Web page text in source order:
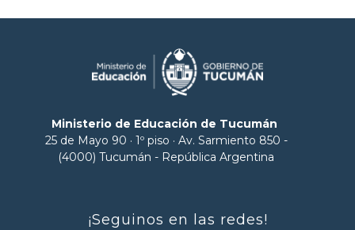
Ministerio de Educación de Tucumán
25 de Mayo 90 · 1º piso · Av. Sarmiento 850 -
(4000) Tucumán - República Argentina
¡Seguinos en las redes!